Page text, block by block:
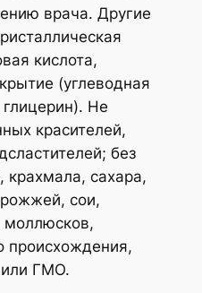
врача. Другие
кислота,
(углеводная
Не
красителей,
без
крахмала, сахара,
сои,
моллюсков,
происхождения,
или ГМО.